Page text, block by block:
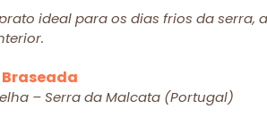
ideal para os dias frios da
– Serra da Malcata (Portugal)